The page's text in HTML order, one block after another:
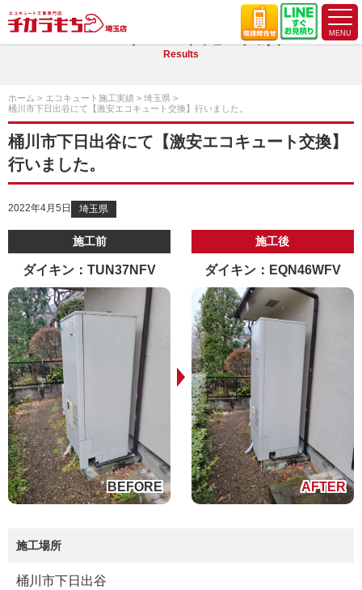
エコキュート施工実績
Results
ホーム エコキュート施工実績
埼玉県
桶川市下日出谷にて【激安エコキュート交換】行いました。
桶川市下日出谷にて【激安エコキュート交換】
行いました。
2022年4月5日 埼玉県
施工前
ダイキン：TUN37NFV
施工後
ダイキン：EQN46WFV
施工場所
桶川市下日出谷